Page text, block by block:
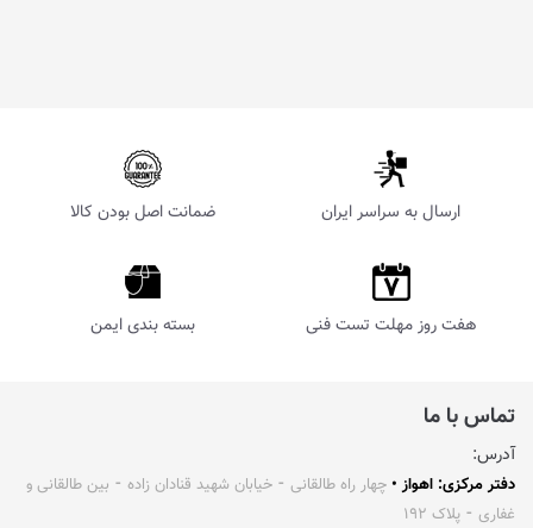
ارسال به سراسر ایران ضمانت اصل بودن کالا
هفت روز مهلت تست فنی بسته بندی ایمن
تماس با ما
آدرس:
دفتر مرکزی: اهواز • چهار راه طالقانی ⁃ خیابان شهید قنادان زاده ⁃ بین طالقانی و
غفاری ⁃ پلاک ۱۹۲